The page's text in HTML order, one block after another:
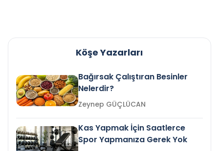
Köşe Yazarları
Bağırsak Çalıştıran Besinler
Nelerdir?
Zeynep GÜÇLÜCAN
Kas Yapmak İçin Saatlerce
Spor Yapmanıza Gerek Yok